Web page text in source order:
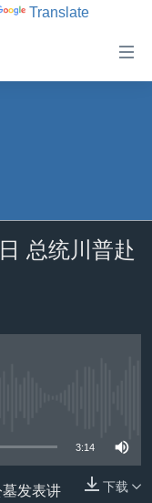
Translate
总统川普赴
3:14
下载
发表讲